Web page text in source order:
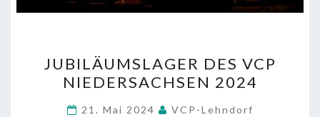
DES
VCP
NIEDERSACHSEN
JUBILÄUMSLAGER DES VCP
NIEDERSACHSEN 2024
21. Mai 2024 VCP-Lehndorf